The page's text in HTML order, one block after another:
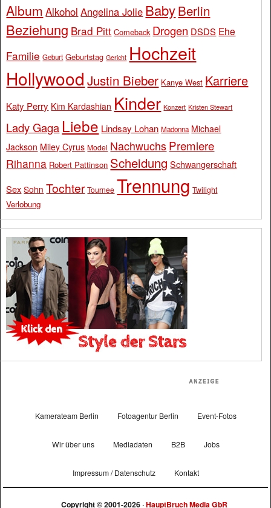
Album Alkohol Angelina Jolie BabyBerlin
Beziehung Brad Pitt Comeback Drogen DSDS Ehe
Familie Geburt Geburtstag Gericht Hochzeit
Hollywood Justin Bieber Kanye West Karriere
Katy Perry Kim Kardashian Kinder Konzert Kristen Stewart
Lady Gaga Liebe Lindsay Lohan Madonna Michael
Jackson Miley Cyrus Model Nachwuchs Premiere
Rihanna Robert Pattinson Scheidung Schwangerschaft
Sex Sohn Tochter Tournee Trennung Twilight
Verlobung
Kamerateam Berlin Fotoagentur Berlin Event-Fotos
Wir über uns Mediadaten B2B Jobs
Impressum / Datenschutz Kontakt
Copyright © 2001-2026 ·HauptBruch Media GbR